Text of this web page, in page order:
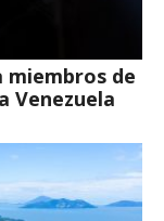
miembros de
Venezuela